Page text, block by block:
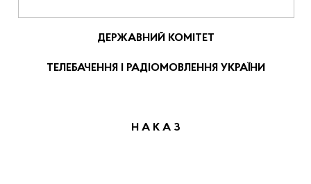
ДЕРЖАВНИЙ КОМІТЕТ
ТЕЛЕБАЧЕННЯ І РАДІОМОВЛЕННЯ УКРАЇНИ
Н А К А З